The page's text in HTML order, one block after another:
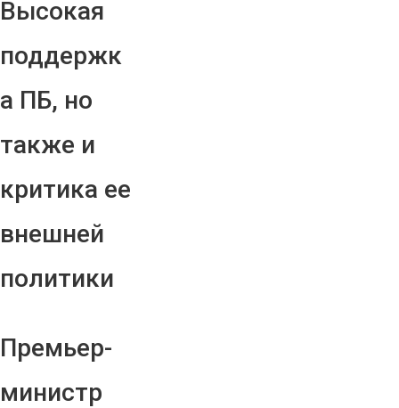
Высокая
поддержк
а ПБ, но
также и
критика ее
внешней
политики
Премьер-
министр